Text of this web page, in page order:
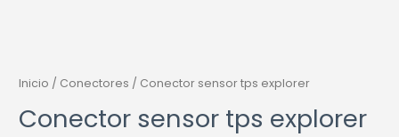
Inicio / Conectores / Conector sensor tps explorer
Conector sensor tps explorer